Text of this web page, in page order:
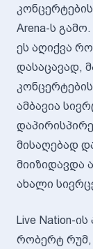
Arena-ს
ეს აღიქვა
დასაცავად,
ამბავია
მისაღებად
მიიზიდავდა
ახალი
Live Nation-
რობერტ რუმ,